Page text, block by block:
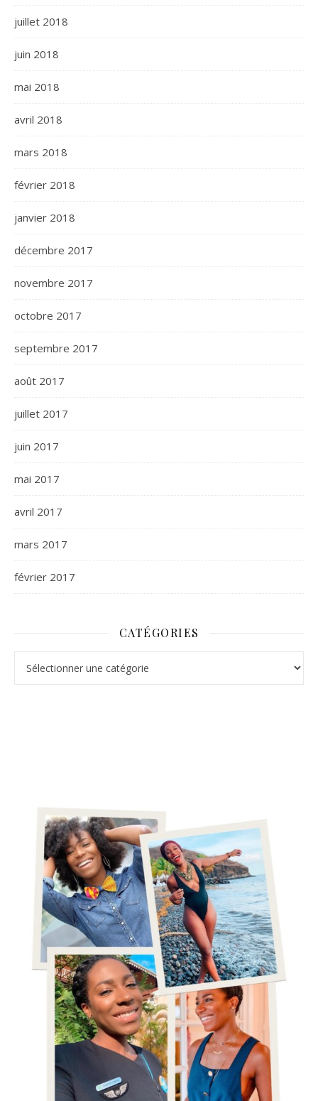
juillet 2018
juin 2018
mai 2018
avril 2018
mars 2018
février 2018
janvier 2018
décembre 2017
novembre 2017
octobre 2017
septembre 2017
août 2017
juillet 2017
juin 2017
mai 2017
avril 2017
mars 2017
février 2017
CATÉGORIES